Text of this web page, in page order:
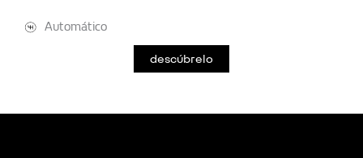
Automático
descúbrelo